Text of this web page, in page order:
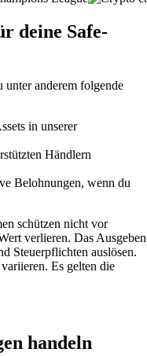
deine Safe-
unter anderem folgende
in unserer
Händlern
Belohnungen, wenn du
schützen nicht vor
verlieren. Das Ausgeben
Steuerpflichten auslösen.
Es gelten die
handeln